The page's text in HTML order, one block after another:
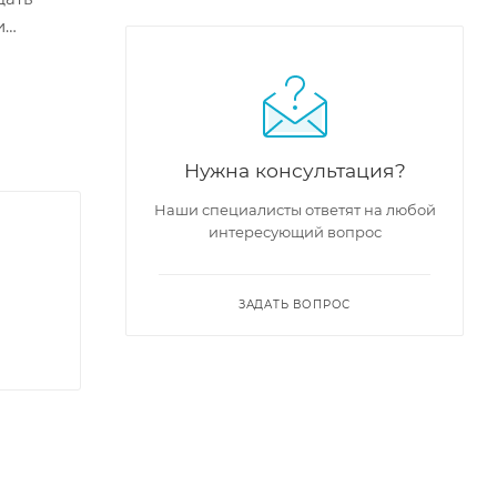
Нужна консультация?
Наши специалисты ответят на любой
интересующий вопрос
ЗАДАТЬ ВОПРОС